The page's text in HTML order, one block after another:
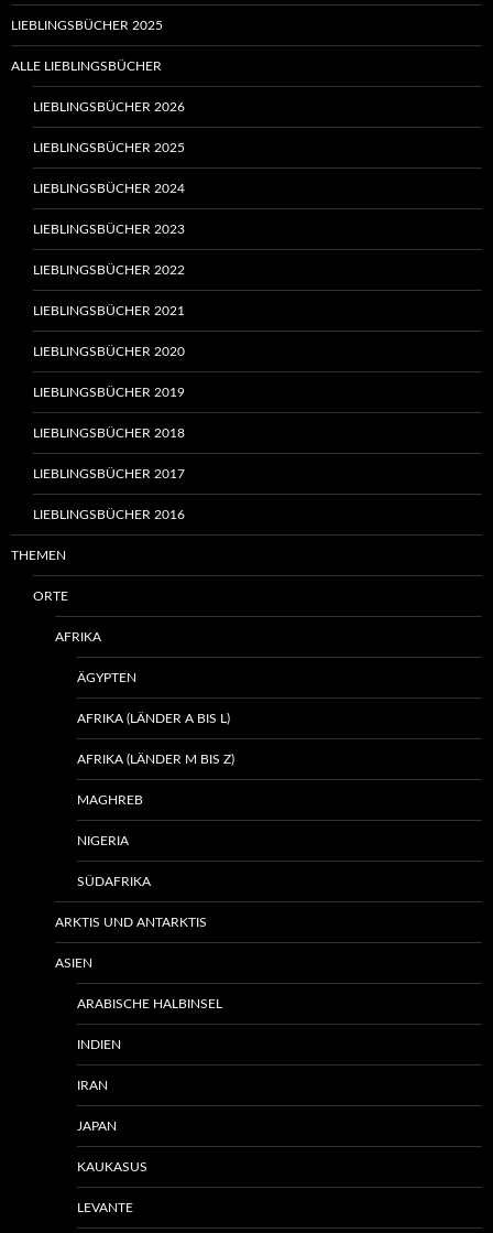
LIEBLINGSBÜCHER 2025
ALLE LIEBLINGSBÜCHER
LIEBLINGSBÜCHER 2026
LIEBLINGSBÜCHER 2025
LIEBLINGSBÜCHER 2024
LIEBLINGSBÜCHER 2023
LIEBLINGSBÜCHER 2022
LIEBLINGSBÜCHER 2021
LIEBLINGSBÜCHER 2020
LIEBLINGSBÜCHER 2019
LIEBLINGSBÜCHER 2018
LIEBLINGSBÜCHER 2017
LIEBLINGSBÜCHER 2016
THEMEN
ORTE
AFRIKA
ÄGYPTEN
AFRIKA (LÄNDER A BIS L)
AFRIKA (LÄNDER M BIS Z)
MAGHREB
NIGERIA
SÜDAFRIKA
ARKTIS UND ANTARKTIS
ASIEN
ARABISCHE HALBINSEL
INDIEN
IRAN
JAPAN
KAUKASUS
LEVANTE